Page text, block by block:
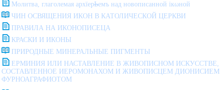
Молитва, глаголемая архïерЬемъ над новописанной iкωной
ЧИН ОСВЯЩЕНИЯ ИКОН В КАТОЛИЧЕСКОЙ ЦЕРКВИ
ПРАВИЛА НА ИКОНОПИСЕЦА
КРАСКИ И ИКОНЫ
ПРИРОДНЫЕ МИНЕРАЛЬНЫЕ ПИГМЕНТЫ
ЕРМИНИЯ ИЛИ НАСТАВЛЕНИЕ В ЖИВОПИСНОМ ИСКУССТВЕ,
СОСТАВЛЕННОЕ ИЕРОМОНАХОМ И ЖИВОПИСЦЕМ ДИОНИСИЕМ
ФУРНОАГРАФИОТОМ